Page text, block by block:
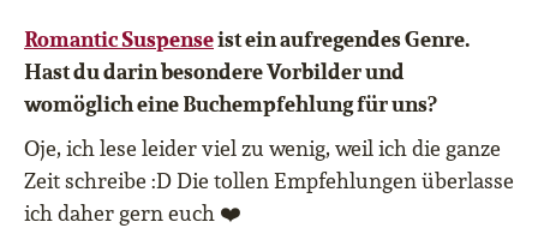
Romantic Suspenseist ein aufregendes Genre.
Hast du darin besondere Vorbilder und
womöglich eine Buchempfehlung für uns?
Oje, ich lese leider viel zu wenig, weil ich die ganze
Zeit schreibe :DDie tollen Empfehlungenüberlasse
ich daher gern euch ❤️